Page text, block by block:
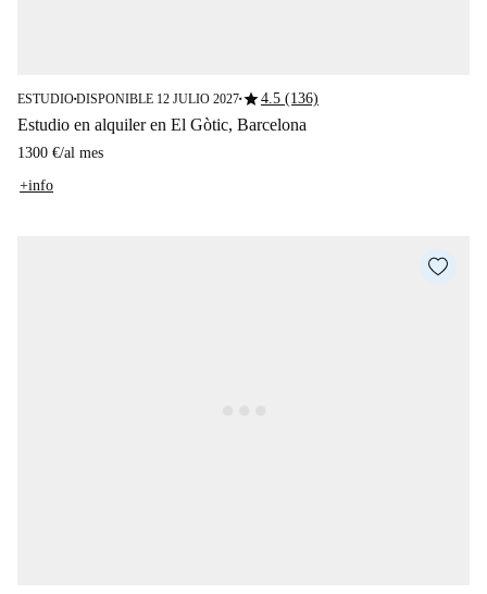
ESTUDIO■DISPONIBLE 12 JULIO 2027■star4.5 (136)
Estudio en alquiler en El Gòtic, Barcelona
1300 €/al mes
+info